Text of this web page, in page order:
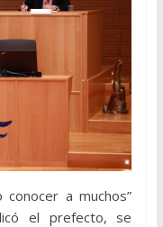
a muchos”
el prefecto, se